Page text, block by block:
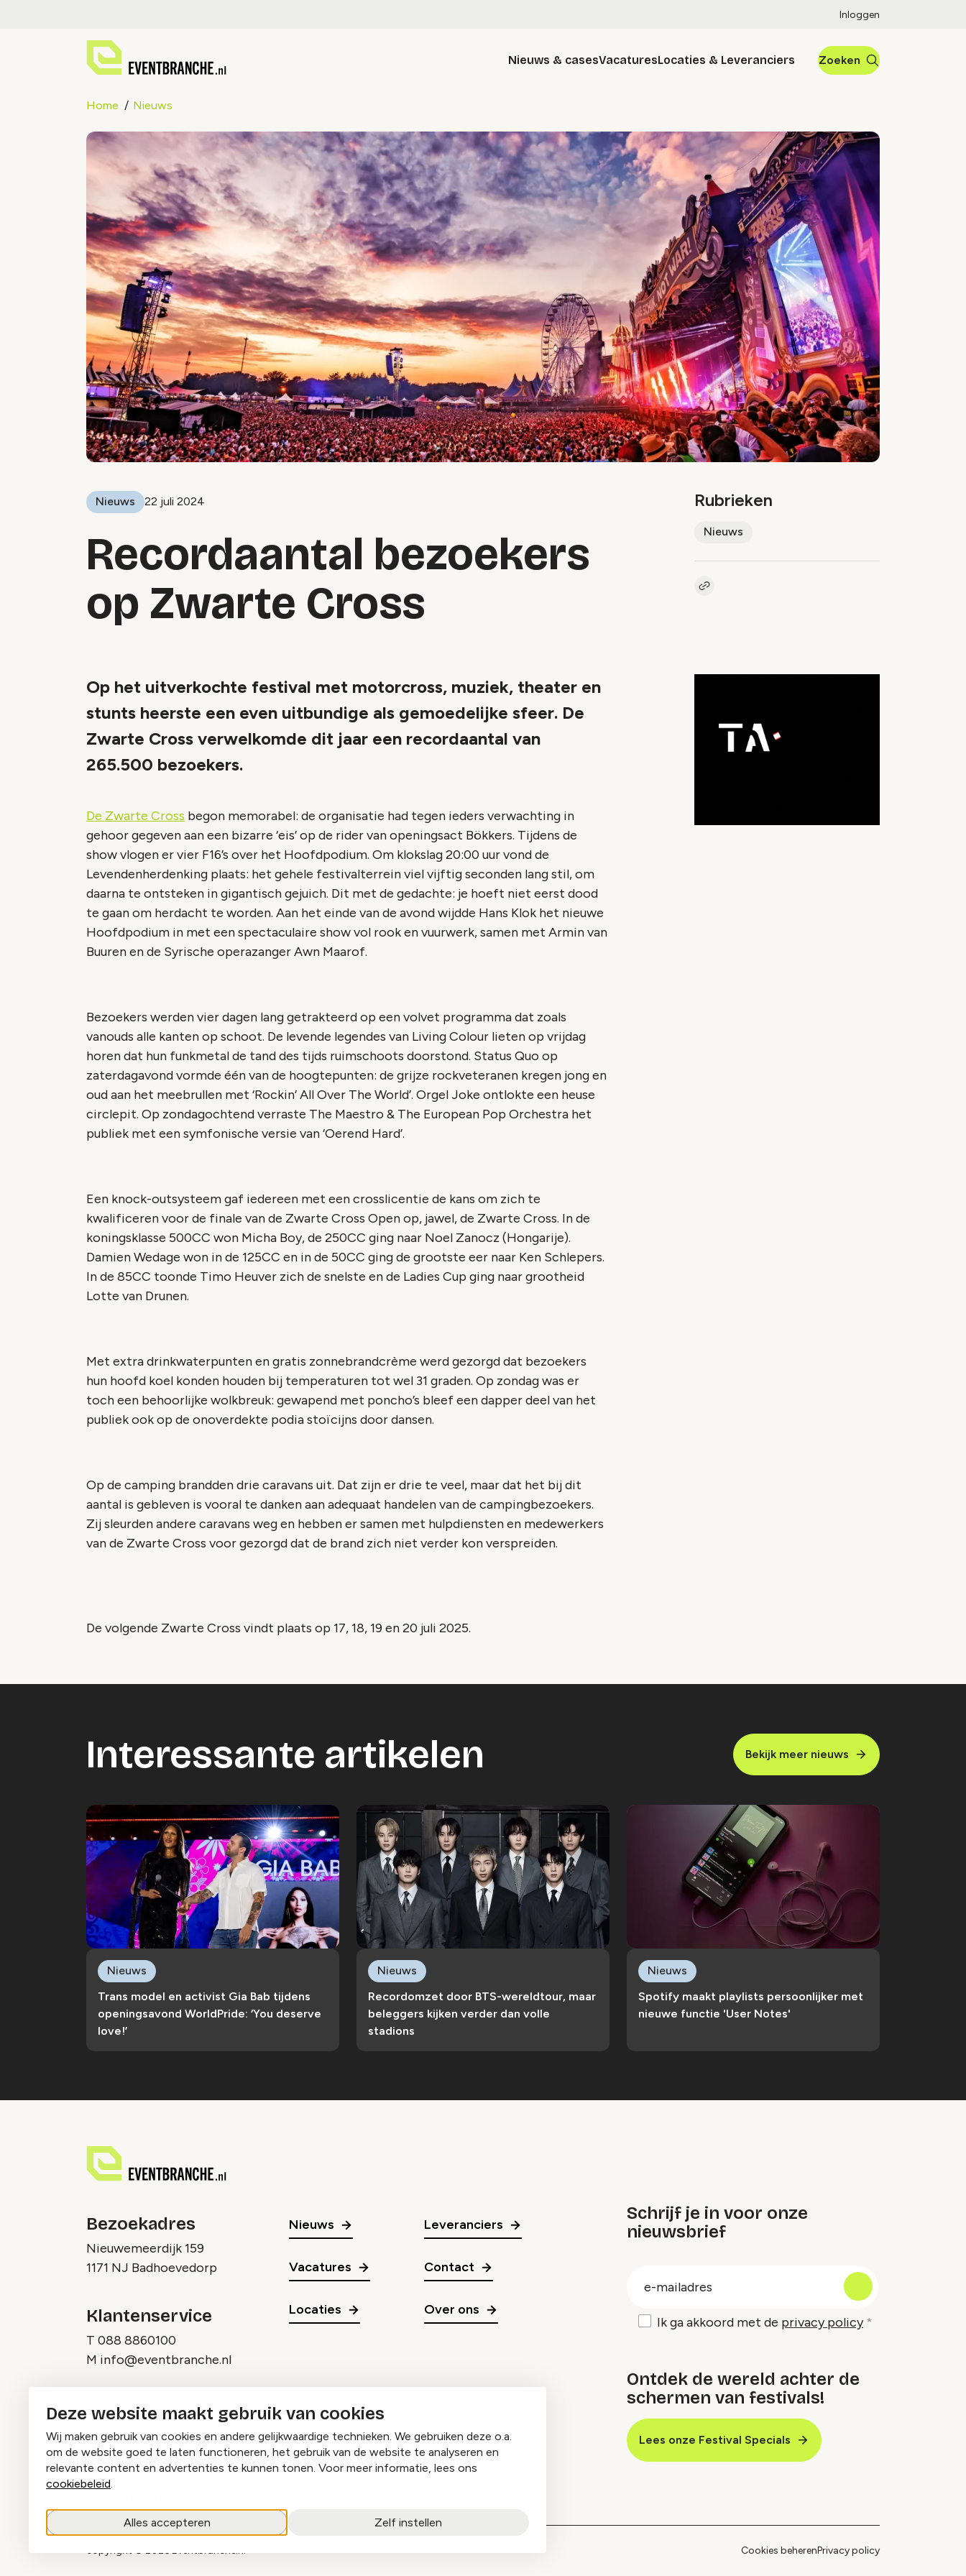
Deze website maakt gebruik van cookies
Wij maken gebruik van cookies en andere gelijkwaardige technieken. We gebruiken deze o.a.
om de website goed te laten functioneren, het gebruik van de website te analyseren en
relevante content en advertenties te kunnen tonen. Voor meer informatie, lees ons
cookiebeleid.
Alles accepteren Zelf instellen
Inloggen
Nieuws & casesVacaturesLocaties & Leveranciers Zoeken
Home Nieuws
Nieuws 22 juli 2024
Recordaantal bezoekers
op Zwarte Cross
Rubrieken
Nieuws
Kopieer link naar artikel
Op het uitverkochte festival met motorcross, muziek, theater en
stunts heerste een even uitbundige als gemoedelijke sfeer. De
Zwarte Cross verwelkomde dit jaar een recordaantal van
265.500 bezoekers.
De Zwarte Cross begon memorabel: de organisatie had tegen ieders verwachting in
gehoor gegeven aan een bizarre ‘eis’ op de rider van openingsact Bökkers. Tijdens de
show vlogen er vier F16’s over het Hoofdpodium. Om klokslag 20:00 uur vond de
Levendenherdenking plaats: het gehele festivalterrein viel vijftig seconden lang stil, om
daarna te ontsteken in gigantisch gejuich. Dit met de gedachte: je hoeft niet eerst dood
te gaan om herdacht te worden. Aan het einde van de avond wijdde Hans Klok het nieuwe
Hoofdpodium in met een spectaculaire show vol rook en vuurwerk, samen met Armin van
Buuren en de Syrische operazanger Awn Maarof.
Bezoekers werden vier dagen lang getrakteerd op een volvet programma dat zoals
vanouds alle kanten op schoot. De levende legendes van Living Colour lieten op vrijdag
horen dat hun funkmetal de tand des tijds ruimschoots doorstond. Status Quo op
zaterdagavond vormde één van de hoogtepunten: de grijze rockveteranen kregen jong en
oud aan het meebrullen met ‘Rockin’ All Over The World’. Orgel Joke ontlokte een heuse
circlepit. Op zondagochtend verraste The Maestro & The European Pop Orchestra het
publiek met een symfonische versie van ‘Oerend Hard’.
Een knock-outsysteem gaf iedereen met een crosslicentie de kans om zich te
kwalificeren voor de finale van de Zwarte Cross Open op, jawel, de Zwarte Cross. In de
koningsklasse 500CC won Micha Boy, de 250CC ging naar Noel Zanocz (Hongarije).
Damien Wedage won in de 125CC en in de 50CC ging de grootste eer naar Ken Schlepers.
In de 85CC toonde Timo Heuver zich de snelste en de Ladies Cup ging naar grootheid
Lotte van Drunen.
Met extra drinkwaterpunten en gratis zonnebrandcrème werd gezorgd dat bezoekers
hun hoofd koel konden houden bij temperaturen tot wel 31 graden. Op zondag was er
toch een behoorlijke wolkbreuk: gewapend met poncho’s bleef een dapper deel van het
publiek ook op de onoverdekte podia stoïcijns door dansen.
Op de camping brandden drie caravans uit. Dat zijn er drie te veel, maar dat het bij dit
aantal is gebleven is vooral te danken aan adequaat handelen van de campingbezoekers.
Zij sleurden andere caravans weg en hebben er samen met hulpdiensten en medewerkers
van de Zwarte Cross voor gezorgd dat de brand zich niet verder kon verspreiden.
De volgende Zwarte Cross vindt plaats op 17, 18, 19 en 20 juli 2025.
Interessante artikelen Bekijk meer nieuws
Trans model en activist Gia Bab tijdens
openingsavond WorldPride: ‘You deserve
love!’
Nieuws
Recordomzet door BTS-wereldtour, maar
beleggers kijken verder dan volle
stadions
Nieuws
Spotify maakt playlists persoonlijker met
nieuwe functie 'User Notes'
Nieuws
Bezoekadres
Nieuwemeerdijk 159
1171 NJ Badhoevedorp
Klantenservice
T 088 8860100
M info@eventbranche.nl
Nieuws
Vacatures
Locaties
Leveranciers
Contact
Over ons
Schrijf je in voor onze
nieuwsbrief
Ik ga akkoord met de privacy policy
Ontdek de wereld achter de
schermen van festivals!
Lees onze Festival Specials
Cookies beherenPrivacy policy
copyright © 2026 Eventbranche.nl